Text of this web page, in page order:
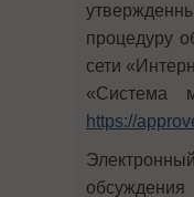
процедуру
сети
«Система
https://
обсуждения